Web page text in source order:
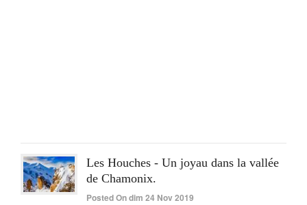
Les Houches - Un joyau dans la vallée
de Chamonix.
Posted On dim 24 Nov 2019